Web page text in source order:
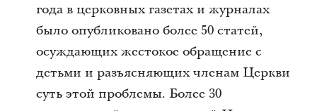
года в церковных газетах и журналах
было опубликовано более 50 статей,
осуждающих жестокое обращение с
детьми и разъясняющих членам Церкви
суть этой проблемы. Более 30